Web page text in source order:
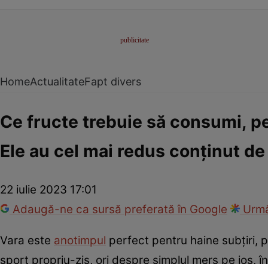
HomeActualitateFapt divers
Ce fructe trebuie să consumi,
Ele au cel mai redus conținut
22 iulie 2023 17:01
Adaugă-ne ca sursă preferată în Google
Vara este anotimpul perfect pentru haine subțiri,
sport propriu-zis, ori despre simplul mers pe jos,